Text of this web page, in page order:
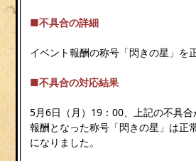
■不具合の詳細
イベント報酬の称号「閃きの星」を
■不具合の対応結果
5月6日（月）19：00、上記の不具合
報酬となった称号「閃きの星」は正
になりました。